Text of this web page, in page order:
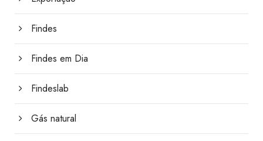
Findes
Findes em Dia
Findeslab
Gás natural